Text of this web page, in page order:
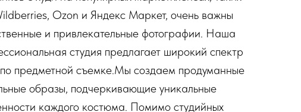
Ozon и Яндекс Маркет, очень важны
и привлекательные фотографии. Наша
студия предлагает широкий спектр
по предметной съемке.Мы создаем продуманные
образы, подчеркивающие уникальные
каждого костюма. Помимо студийных